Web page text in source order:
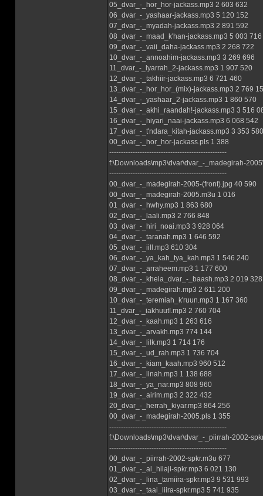
05_dvar_-_hor_hor-jackass.mp3 2 603 632
06_dvar_-_yashaar-jackass.mp3 5 120 152
07_dvar_-_myadah-jackass.mp3 2 891 592
08_dvar_-_maad_k'han-jackass.mp3 5 003 716
09_dvar_-_vaii_daha-jackass.mp3 2 268 722
10_dvar_-_annoahim-jackass.mp3 3 269 696
11_dvar_-_lyarrah_2-jackass.mp3 1 907 520
12_dvar_-_takhiir-jackass.mp3 6 721 460
13_dvar_-_hor_hor_(mix)-jackass.mp3 2 769
14_dvar_-_yashaar_2-jackass.mp3 1 860 570
15_dvar_-_akhi_raandah!-jackass.mp3 3 516
16_dvar_-_hiyari_naai-jackass.mp3 6 068 542
17_dvar_-_t'ndara_kitah-jackass.mp3 3 353 580
00_dvar_-_hor_hor-jackass.pls 1 388
--------------------------------------------------
f:\Downloads\mp3\dvar\dvar_-_madegirah-
--------------------------------------------------
00_dvar_-_madegirah-2005-(front).jpg 40 590
00_dvar_-_madegirah-2005.m3u 1 016
01_dvar_-_hwhy.mp3 1 863 680
02_dvar_-_laali.mp3 2 766 848
03_dvar_-_hiri_noai.mp3 3 928 064
04_dvar_-_taranah.mp3 1 646 592
05_dvar_-_iill.mp3 610 304
06_dvar_-_ya_kah_tya_kah.mp3 1 546 240
07_dvar_-_arraheem.mp3 1 177 600
08_dvar_-_khela_dvar_-_baash.mp3 2 019 328
09_dvar_-_madegirah.mp3 2 611 200
10_dvar_-_teremiah_k'ruun.mp3 1 167 360
11_dvar_-_iakhuut!.mp3 2 760 704
12_dvar_-_kaah.mp3 1 263 616
13_dvar_-_arvakh.mp3 774 144
14_dvar_-_lilk.mp3 1 714 176
15_dvar_-_ud_rah.mp3 1 736 704
16_dvar_-_kiam_kaah.mp3 960 512
17_dvar_-_linah.mp3 1 138 688
18_dvar_-_ya_nar.mp3 808 960
19_dvar_-_airim.mp3 2 322 432
20_dvar_-_herrah_kiyar.mp3 864 256
00_dvar_-_madegirah-2005.pls 1 355
--------------------------------------------------
f:\Downloads\mp3\dvar\dvar_-_piirrah-2002-
--------------------------------------------------
00_dvar_-_piirrah-2002-spkr.m3u 677
01_dvar_-_al_hilaji-spkr.mp3 6 021 130
02_dvar_-_lina_tamiira-spkr.mp3 9 531 993
03_dvar_-_taai_liira-spkr.mp3 5 741 935